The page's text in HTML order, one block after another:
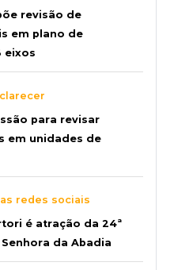
revisão de
em plano de
eixos
para revisar
em unidades de
redes sociais
é atração da 24ª
da Abadia